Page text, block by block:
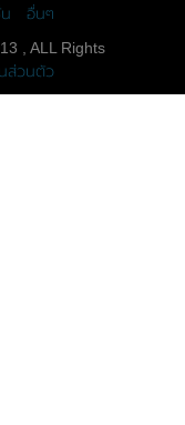
อื่นๆ
, ALL Rights
ส่วนตัว